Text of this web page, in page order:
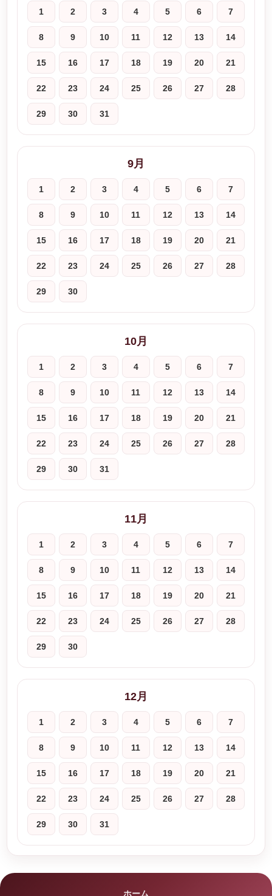
1 2 3 4 5 6 7
8 9 10 11 12 13 14
15 16 17 18 19 20 21
22 23 24 25 26 27 28
29 30 31
9月
1 2 3 4 5 6 7
8 9 10 11 12 13 14
15 16 17 18 19 20 21
22 23 24 25 26 27 28
29 30
10月
1 2 3 4 5 6 7
8 9 10 11 12 13 14
15 16 17 18 19 20 21
22 23 24 25 26 27 28
29 30 31
11月
1 2 3 4 5 6 7
8 9 10 11 12 13 14
15 16 17 18 19 20 21
22 23 24 25 26 27 28
29 30
12月
1 2 3 4 5 6 7
8 9 10 11 12 13 14
15 16 17 18 19 20 21
22 23 24 25 26 27 28
29 30 31
ホーム